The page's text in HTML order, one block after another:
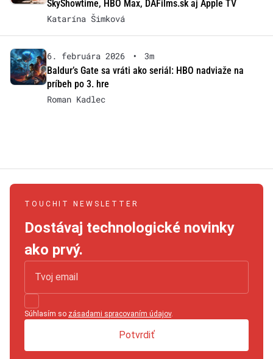
SkyShowtime, HBO Max, DAFilms.sk aj Apple TV
Katarína Šimková
6. februára 2026 •
3m
Baldur’s Gate sa vráti ako seriál: HBO nadviaže na
príbeh po 3. hre
Roman Kadlec
TOUCHIT NEWSLETTER
Dostávaj technologické novinky
ako prvý.
Súhlasím so zásadami spracovaním údajov.
Potvrdiť